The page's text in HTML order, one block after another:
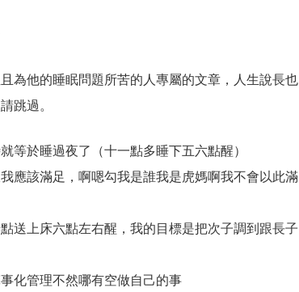
為他的睡眠問題所苦的人專屬的文章，人生說長也
跳過。
等於睡過夜了（十一點多睡下五六點醒）
應該滿足，啊嗯勾我是誰我是虎媽啊我不會以此滿
送上床六點左右醒，我的目標是把次子調到跟長子
化管理不然哪有空做自己的事